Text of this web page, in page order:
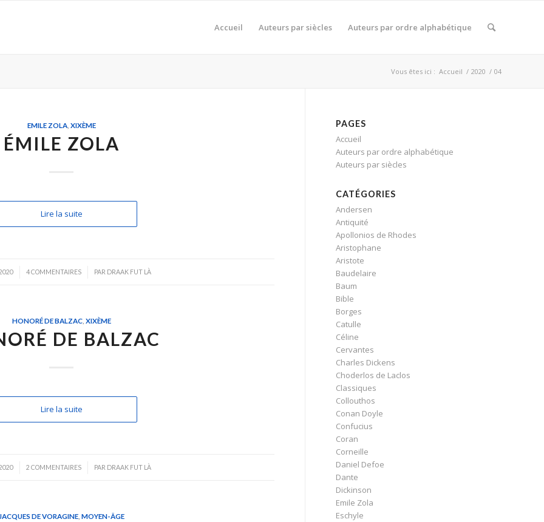
Accueil Auteurs par siècles Auteurs par ordre alphabétique
Vous êtes ici : Accueil / 2020 / 04
EMILE ZOLA, XIXÈME
ÉMILE ZOLA
Lire la suite
4 COMMENTAIRES
/ PAR DRAAK FUT LÀ
HONORÉ DE BALZAC, XIXÈME
DE BALZAC
Lire la suite
2 COMMENTAIRES
/ PAR DRAAK FUT LÀ
JACQUES DE VORAGINE, MOYEN-ÂGE
PAGES
Accueil
Auteurs par ordre alphabétique
Auteurs par siècles
CATÉGORIES
Andersen
Antiquité
Apollonios de Rhodes
Aristophane
Aristote
Baudelaire
Baum
Bible
Borges
Catulle
Céline
Cervantes
Charles Dickens
Choderlos de Laclos
Classiques
Collouthos
Conan Doyle
Confucius
Coran
Corneille
Daniel Defoe
Dante
Dickinson
Emile Zola
Eschyle